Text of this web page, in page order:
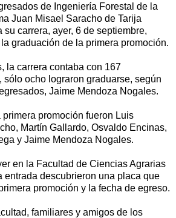
de Ingeniería Forestal de la
Juan Misael Saracho de Tarija
carrera, ayer, 6 de septiembre,
graduación de la primera promoción.
la carrera contaba con 167
sólo ocho lograron graduarse, según
Jaime Mendoza Nogales.
primera promoción fueron Luis
Martín Gallardo, Osvaldo Encinas,
y Jaime Mendoza Nogales.
en la Facultad de Ciencias Agrarias
entrada descubrieron una placa que
promoción y la fecha de egreso.
familiares y amigos de los